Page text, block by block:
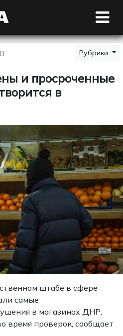
Рубрики
и просроченные
в
штабе в сфере
самые
в магазинах ДНР,
время проверок, сообщает